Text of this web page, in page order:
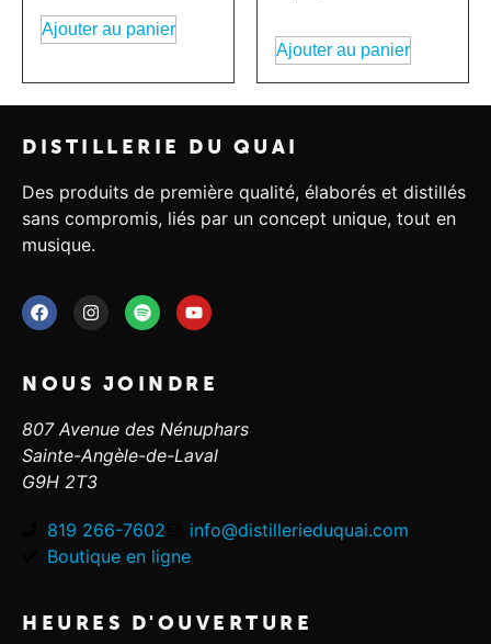
Ajouter au panier
Ajouter au panier
DISTILLERIE DU QUAI
Des produits de première qualité, élaborés et distillés
sans compromis, liés par un concept unique, tout en
musique.
NOUS JOINDRE
807 Avenue des Nénuphars
Sainte-Angèle-de-Laval
G9H 2T3
819 266-7602
info@distillerieduquai.com
Boutique en ligne
HEURES D'OUVERTURE